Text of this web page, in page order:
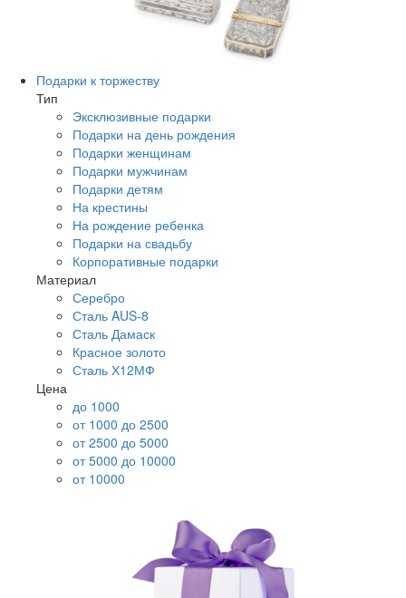
Подарки к торжеству
Тип
Эксклюзивные подарки
Подарки на день рождения
Подарки женщинам
Подарки мужчинам
Подарки детям
На крестины
На рождение ребенка
Подарки на свадьбу
Корпоративные подарки
Материал
Серебро
Сталь AUS-8
Сталь Дамаск
Красное золото
Сталь Х12МФ
Цена
до 1000
от 1000 до 2500
от 2500 до 5000
от 5000 до 10000
от 10000